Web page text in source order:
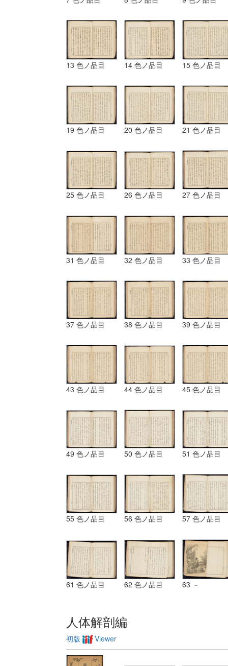
13 色ノ品目 14 色ノ品目 15 色ノ品目
19 色ノ品目 20 色ノ品目 21 色ノ品目
25 色ノ品目 26 色ノ品目 27 色ノ品目
31 色ノ品目 32 色ノ品目 33 色ノ品目
37 色ノ品目 38 色ノ品目 39 色ノ品目
43 色ノ品目 44 色ノ品目 45 色ノ品目
49 色ノ品目 50 色ノ品目 51 色ノ品目
55 色ノ品目 56 色ノ品目 57 色ノ品目
61 色ノ品目 62 色ノ品目 63 －
人体解剖編
初版 Viewer